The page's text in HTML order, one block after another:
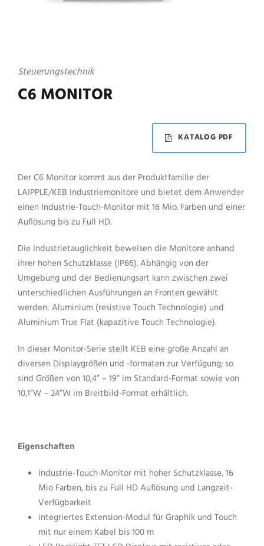
Steuerungstechnik
C6 MONITOR
KATALOG PDF
Der C6 Monitor kommt aus der Produktfamilie der
LAIPPLE/KEB Industriemonitore und bietet dem Anwender
einen Industrie-Touch-Monitor mit 16 Mio. Farben und einer
Auflösung bis zu Full HD.
Die Industrietauglichkeit beweisen die Monitore anhand
ihrer hohen Schutzklasse (IP66). Abhängig von der
Umgebung und der Bedienungsart kann zwischen zwei
unterschiedlichen Ausführungen an Fronten gewählt
werden: Aluminium (resistive Touch Technologie) und
Aluminium True Flat (kapazitive Touch Technologie).
In dieser Monitor-Serie stellt KEB eine große Anzahl an
diversen Displaygrößen und -formaten zur Verfügung; so
sind Größen von 10,4” – 19” im Standard-Format sowie von
10,1”W – 24”W im Breitbild-Format erhältlich.
Eigenschaften
Industrie-Touch-Monitor mit hoher Schutzklasse, 16
Mio Farben, bis zu Full HD Auflösung und Langzeit-
Verfügbarkeit
integriertes Extension-Modul für Graphik und Touch
mit nur einem Kabel bis 100 m